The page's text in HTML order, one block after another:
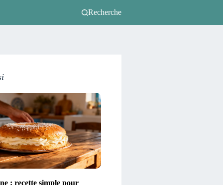
Recherche
: recette simple pour